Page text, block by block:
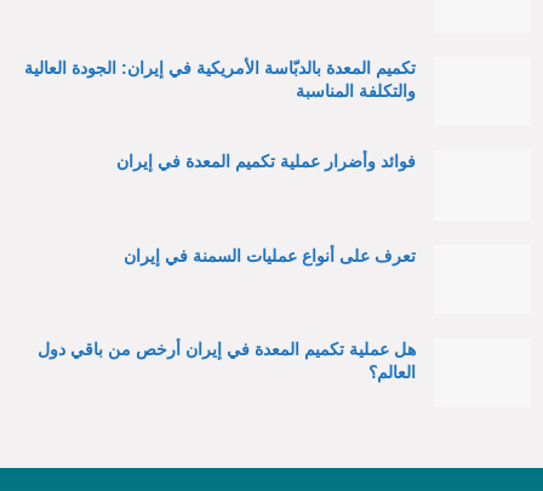
تكميم المعدة بالدبّاسة الأمريكية في إيران: الجودة العالية
والتكلفة المناسبة
فوائد وأضرار عملية تكميم المعدة في إيران
تعرف على أنواع عمليات السمنة في إيران
هل عملية تكميم المعدة في إيران أرخص من باقي دول
العالم؟